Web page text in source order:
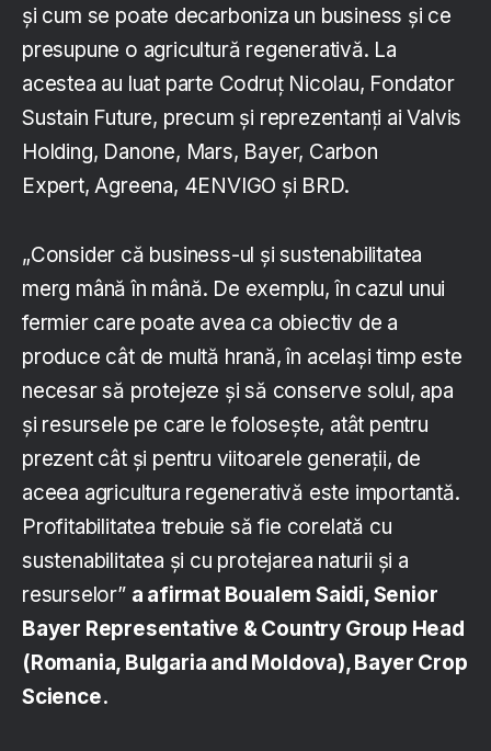
și cum se poate decarboniza un business și ce
presupune o agricultură regenerativă. La
acestea au luat parte Codruț Nicolau, Fondator
Sustain Future, precum și reprezentanți ai Valvis
Holding, Danone, Mars, Bayer, Carbon
Expert, Agreena, 4ENVIGO și BRD.
„Consider că business-ul și sustenabilitatea
merg mână în mână. De exemplu, în cazul unui
fermier care poate avea ca obiectiv de a
produce cât de multă hrană, în același timp este
necesar să protejeze și să conserve solul, apa
și resursele pe care le folosește, atât pentru
prezent cât și pentru viitoarele generații, de
aceea agricultura regenerativă este importantă.
Profitabilitatea trebuie să fie corelată cu
sustenabilitatea și cu protejarea naturii și a
resurselor” a afirmat Boualem Saidi, Senior
Bayer Representative & Country Group Head
(Romania, Bulgaria and Moldova), Bayer Crop
Science.